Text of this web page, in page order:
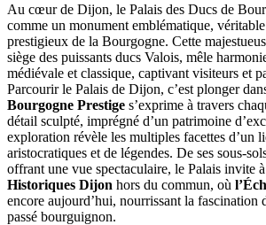
Au cœur de Dijon, le Palais des Ducs de
comme un monument emblématique,
prestigieux de la Bourgogne. Cette
siège des puissants ducs Valois, mêle
médiévale et classique, captivant visiteurs et
Parcourir le Palais de Dijon, c’est plonger
Bourgogne Prestige s’exprime à travers
détail sculpté, imprégné d’un patrimoine
exploration révèle les multiples facettes d’un
aristocratiques et de légendes. De ses sous-
offrant une vue spectaculaire, le Palais invite
Historiques Dijon hors du commun, où
encore aujourd’hui, nourrissant la fascination
passé bourguignon.